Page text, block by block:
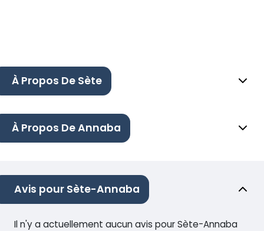
À Propos De Sète
À Propos De Annaba
Avis pour Sète-Annaba
Il n'y a actuellement aucun avis pour Sète-Annaba